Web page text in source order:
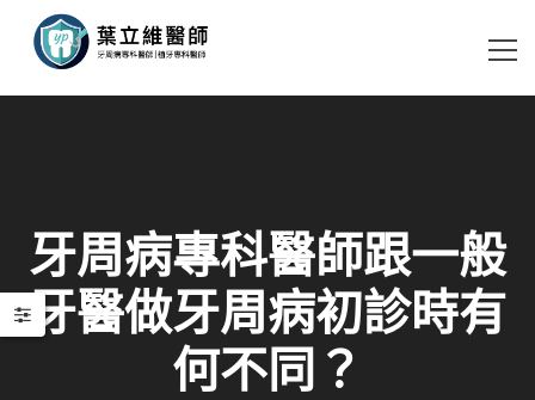
牙周病專科醫師跟一般
牙醫做牙周病初診時有
何不同？